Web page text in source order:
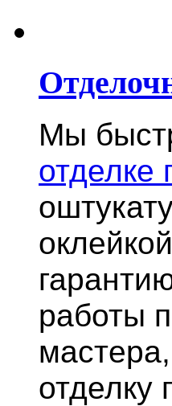
Мы
работы
отделку